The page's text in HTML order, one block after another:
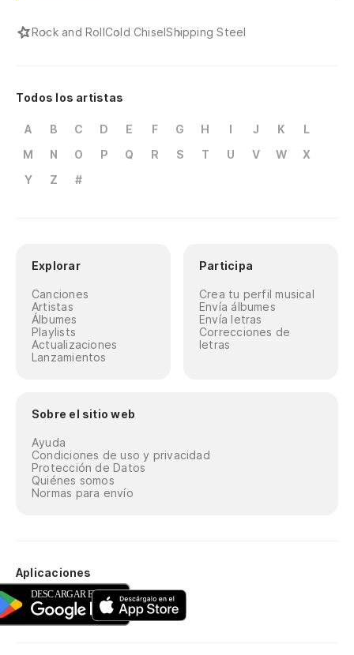
Rock and RollCold ChiselShipping Steel
Todos los artistas
A B C D E F G H I J K
L
M
N O P Q R S T U V W
X
Y
Z #
Explorar
Canciones
Artistas
Álbumes
Playlists
Actualizaciones
Lanzamientos
Participa
Crea tu perfil musical
Envía álbumes
Envía letras
Correcciones de
letras
Sobre el sitio web
Ayuda
Condiciones de uso y privacidad
Protección de Datos
Quiénes somos
Normas para envío
Aplicaciones